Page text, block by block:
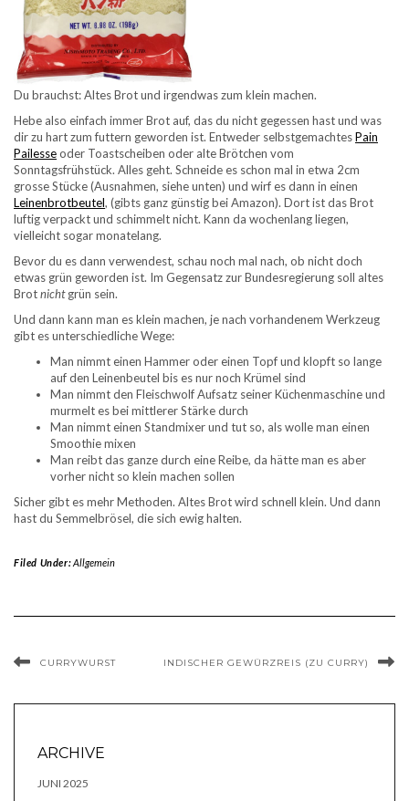
Du brauchst: Altes Brot und irgendwas zum klein machen.
Hebe also einfach immer Brot auf, das du nicht gegessen hast und was
dir zu hart zum futtern geworden ist. Entweder selbstgemachtesPain
Pailesseoder Toastscheiben oder alte Brötchen vom
Sonntagsfrühstück. Alles geht. Schneide es schon mal in etwa 2cm
grosse Stücke (Ausnahmen, siehe unten) und wirf es dann in einen
Leinenbrotbeutel, (gibts ganz günstig bei Amazon). Dort ist das Brot
luftig verpackt und schimmelt nicht. Kann da wochenlang liegen,
vielleicht sogar monatelang.
Bevor du es dann verwendest, schau noch mal nach, ob nicht doch
etwas grün geworden ist. Im Gegensatz zur Bundesregierung soll altes
Brotnichtgrün sein.
Und dann kann man es klein machen, je nach vorhandenem Werkzeug
gibt es unterschiedliche Wege:
Man nimmt einen Hammer oder einen Topf und klopft so lange
auf den Leinenbeutel bis es nur noch Krümel sind
Man nimmt den Fleischwolf Aufsatz seiner Küchenmaschine und
murmelt es bei mittlerer Stärke durch
Man nimmt einen Standmixer und tut so, als wolle man einen
Smoothie mixen
Man reibt das ganze durch eine Reibe, da hätte man es aber
vorher nicht so klein machen sollen
Sicher gibt es mehr Methoden. Altes Brot wird schnell klein. Und dann
hast du Semmelbrösel, die sich ewig halten.
Filed Under:Allgemein
CURRYWURST INDISCHER GEWÜRZREIS (ZU CURRY)
ARCHIVE
JUNI 2025